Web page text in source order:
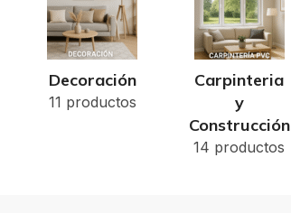
Decoración
11 productos
Carpinteria
y
Construcción
14 productos